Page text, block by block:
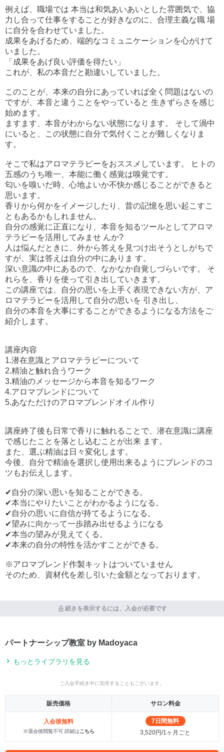
例えば、職場では 本当は和気あいあいとした雰囲気で、協
力し合って仕事をすることが好きなのに、合理主義な職 場
に自分を合わせていました。
成果をあげるため、端的なコミュニケーションを心がけて
いました。
「成果をあげ良い評価を得たい」
これが、私の本音だと勘違いしていました。
このことが、本来の自分にあっていれば全く問題はないの
ですが、本音と違うことをやっていると 生きずらさを感じ
始めます。
ますます、本音がわからない状態になります。 そして渦中
にいると、この状態に自分で気付くことが難しくなりま
す。
そこで私はアロマテラピーをおススメしています。 ヒトの
五感のうち唯一、本能に働く感覚は嗅覚です。
匂いを嗅いだ時、心地よいか不快か感じることができると
思います。
香りから何かをイメージしたり、昔の記憶を思い起こすこ
ともあるかもしれません。
自分の感覚に正直になり、本音を知るツールとしてアロマ
テラピーを活用してみませ んか?
人は悩んだときに、外から答えを見つけ出そうとしがちで
すが、実は答えは自分の中にありま す。
深い意識の中にあるので、なかなか自覚しづらいです。 そ
れらを、香りを使って引き出していきます。
この講座では、自分の思いを上手く表現できない方が、ア
ロマテラピーを活用して自分の思いを 引き出し、
自分の本音を大事にすることができるようになる方法をご
紹介します。
講座内容
1.潜在意識とアロマテラピーについて
2.精油と触れ合うワーク
3.精油のメッセージから本音を知るワーク
4.アロマブレンドについて
5.あなただけのアロマブレンドオイル作り
講座終了後も日常で香りに触れることで、潜在意識に講座
で感じたことを落とし込むことが出来 ます。
また、選ぶ精油は日々変化します。
今後、自分で精油を選択し使用出来るようにブレンドのコ
ツもお伝えします。
✔自分の深い思いを知ることができる。
✔本当にやりたいことがわかるようになる。
✔自分の思いに自信が持てるようになる。
✔望みに向かって一歩踏み出せるようになる
✔本当の望みが見えてくる。
✔本来の自分の特性を活かすことができる。
※アロマブレンド作製キットはついていません
そのため、資材代を差し引いた金額となっております。
続きを表示するには、入会が必要です
パートナーシップ教室 by Madoyaca
もっとライブラリを見る
ご入会手続き中に完売することもございます。
販売価格 サロン料金
入会後無料
※退会後閲覧不可 詳細はこちら
7日間無料
3,520円/1ヶ月ごと